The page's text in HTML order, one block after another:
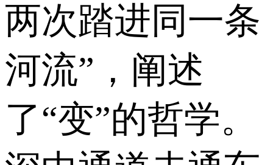
两次踏进同一条
河流”，阐述
了“变”的哲学。